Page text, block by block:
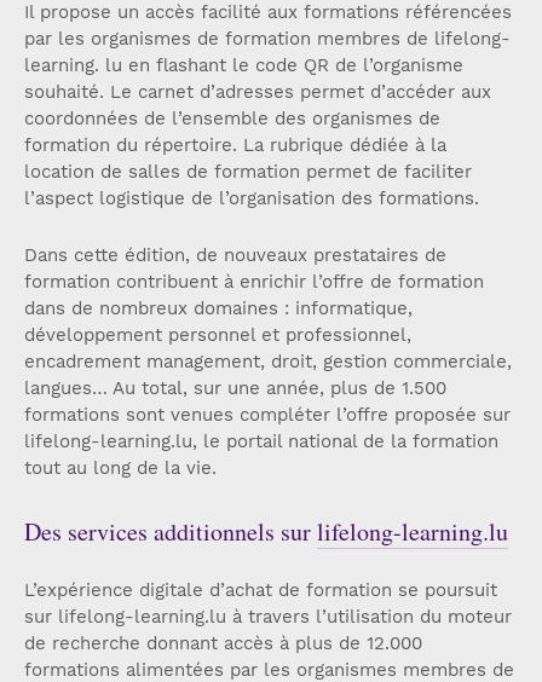
Il propose un accès facilité aux formations référencées
par les organismes de formation membres de lifelong-
learning. lu en flashant le code QR de l’organisme
souhaité. Le carnet d’adresses permet d’accéder aux
coordonnées de l’ensemble des organismes de
formation du répertoire. La rubrique dédiée à la
location de salles de formation permet de faciliter
l’aspect logistique de l’organisation des formations.
Dans cette édition, de nouveaux prestataires de
formation contribuent à enrichir l’offre de formation
dans de nombreux domaines : informatique,
développement personnel et professionnel,
encadrement management, droit, gestion commerciale,
langues… Au total, sur une année, plus de 1.500
formations sont venues compléter l’offre proposée sur
lifelong-learning.lu, le portail national de la formation
tout au long de la vie.
Des services additionnels surlifelong-learning.lu
L’expérience digitale d’achat de formation se poursuit
sur lifelong-learning.lu à travers l’utilisation du moteur
de recherche donnant accès à plus de 12.000
formations alimentées par les organismes membres de